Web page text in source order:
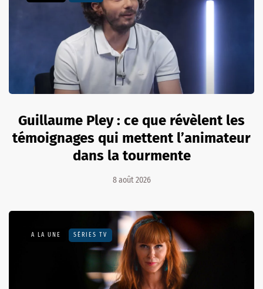
Guillaume Pley : ce que révèlent les
témoignages qui mettent l’animateur
dans la tourmente
8 août 2026
A LA UNE SÉRIES TV